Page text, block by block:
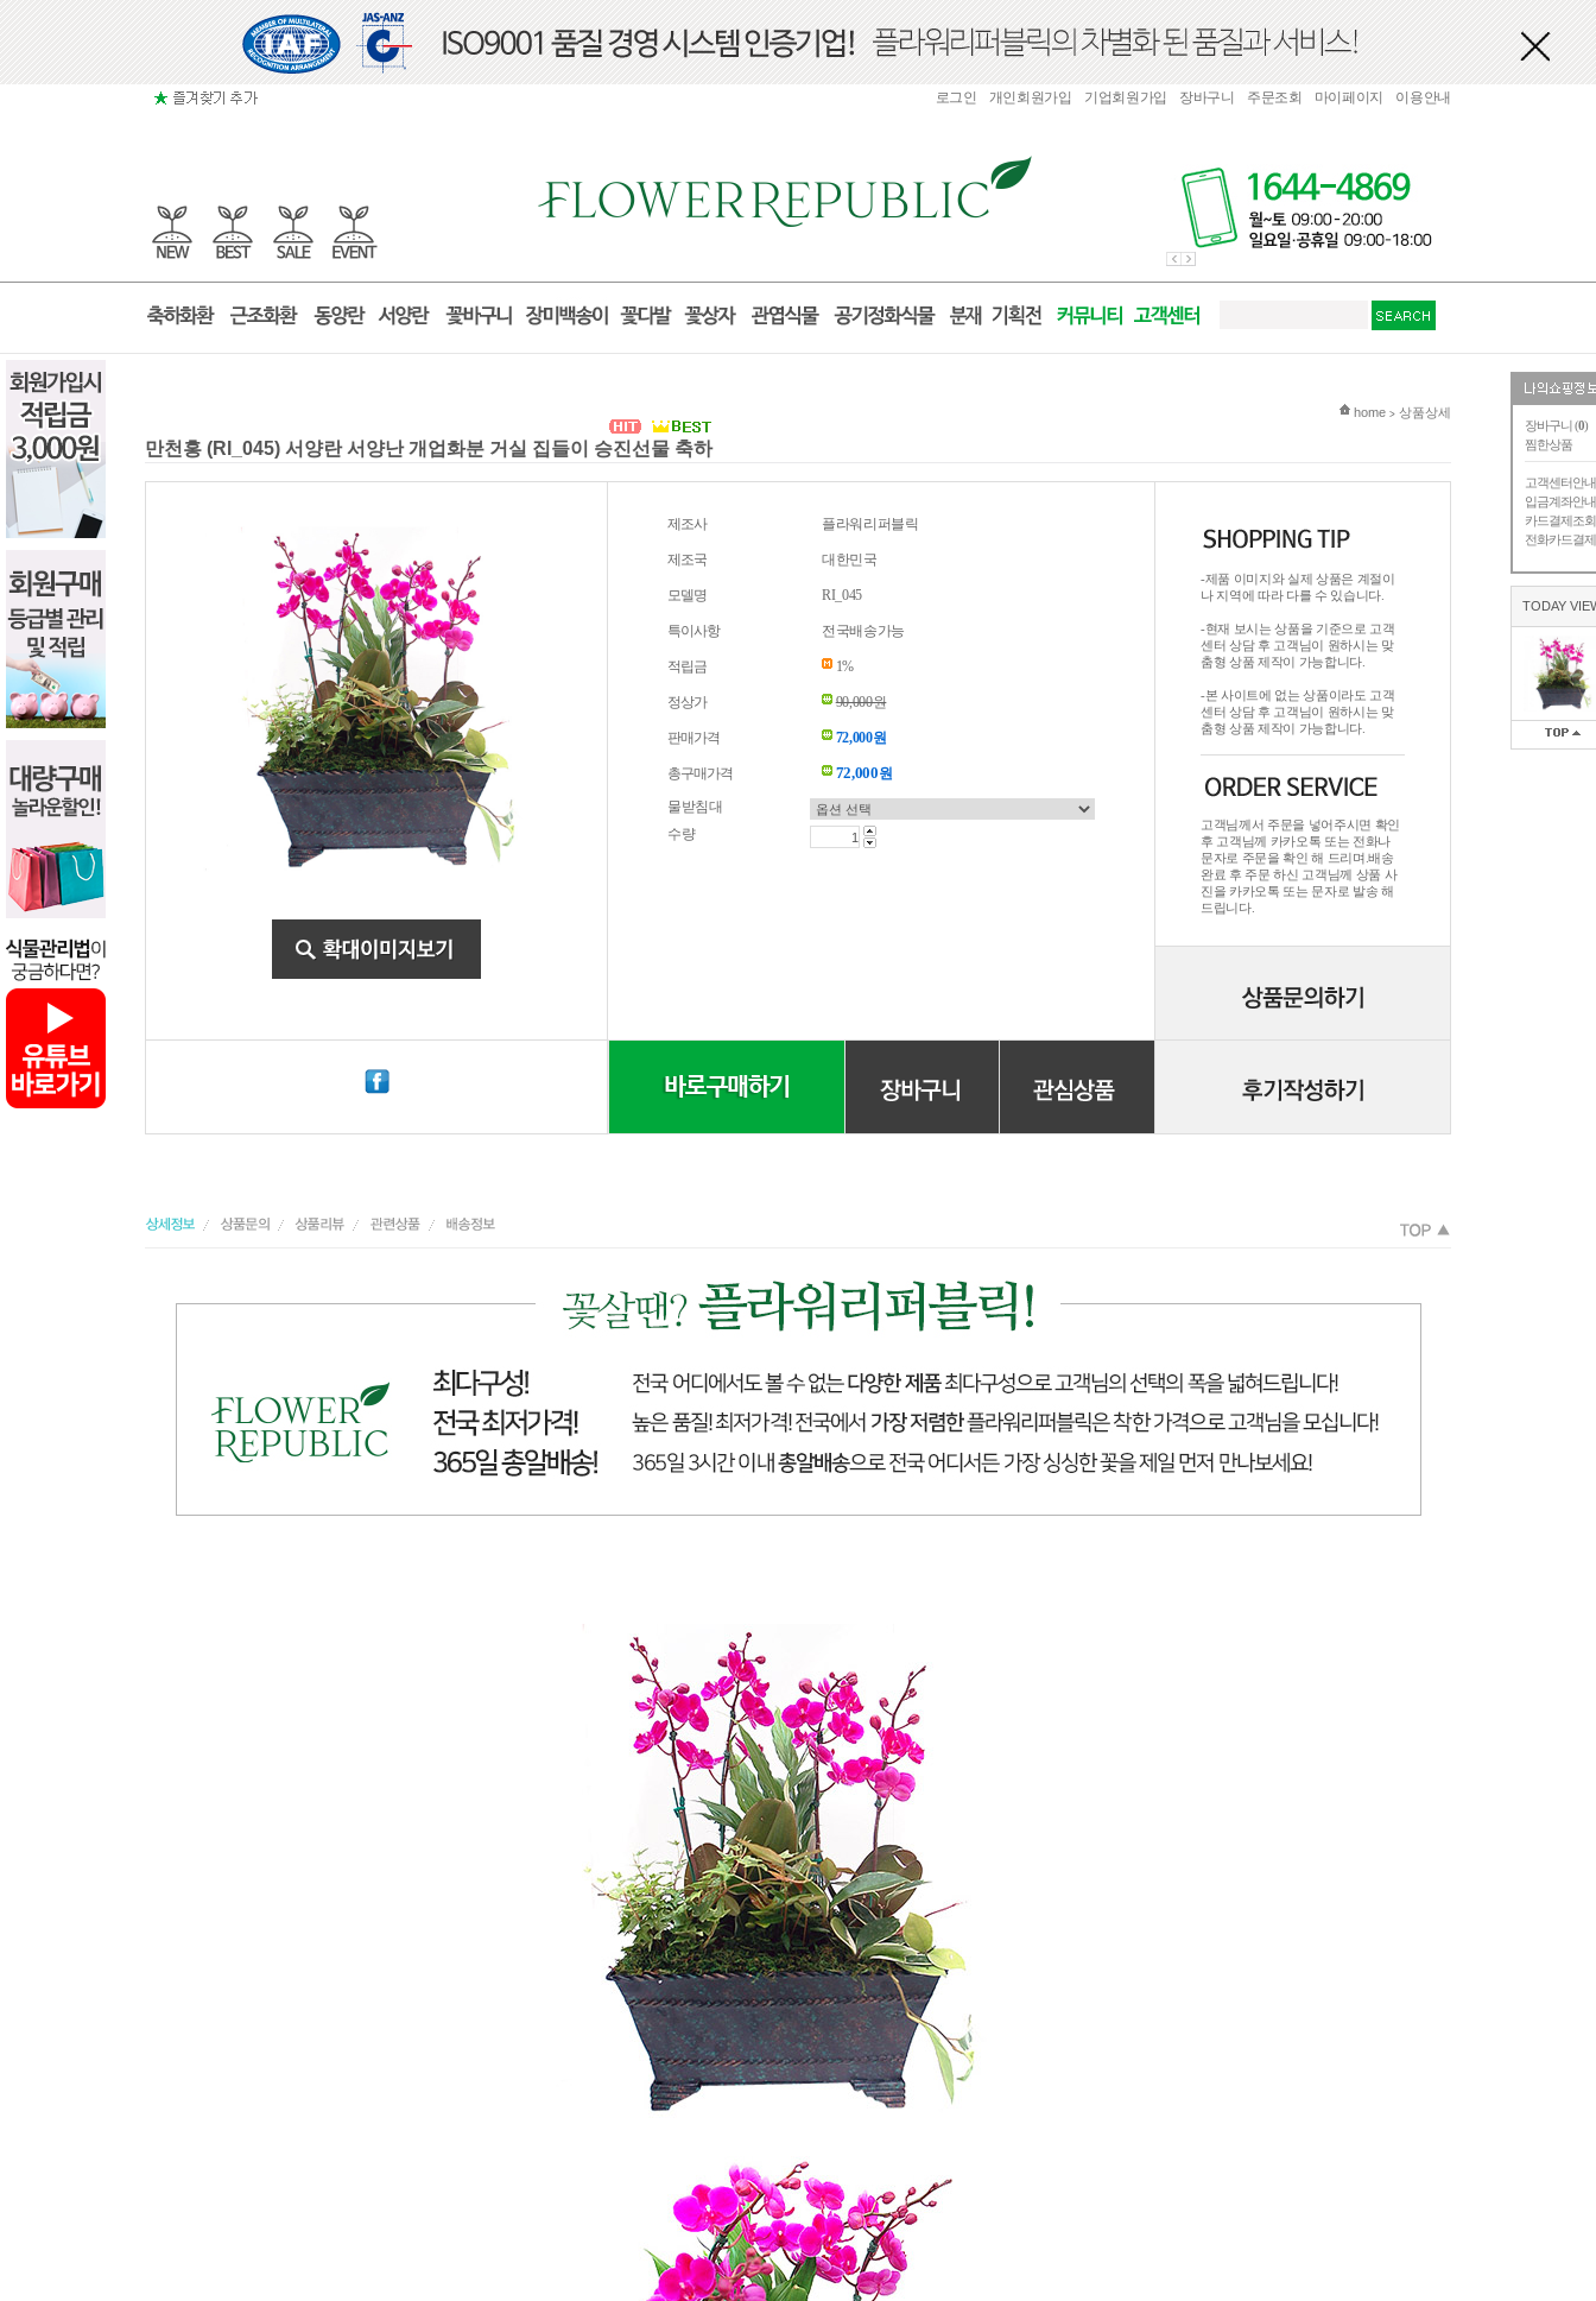
장바구니 (0)
찜한상품
고객센터안내
입금계좌안내
카드결제조회
전화카드결제
TODAY
로그인 개인회원가입 기업회원가입 장바구니 주문조회 마이페이지 이용안내
현재 위치
home > 상품상세
만천홍 (RI_045) 서양란 서양난 개업화분 거실 집들이 승진선물 축하
제조사 플라워리퍼블릭
제조국 대한민국
모델명 RI_045
특이사항 전국배송가능
적립금 1%
정상가 90,000원
판매가격 72,000원
총구매가격 72,000원
물받침대
수량
-제품 이미지와 실제 상품은 계절이
나 지역에 따라 다를 수 있습니다.
-현재 보시는 상품을 기준으로 고객
센터 상담 후 고객님이 원하시는 맞
춤형 상품 제작이 가능합니다.
-본 사이트에 없는 상품이라도 고객
센터 상담 후 고객님이 원하시는 맞
춤형 상품 제작이 가능합니다.
고객님께서 주문을 넣어주시면 확인
후 고객님께 카카오톡 또는 전화나
문자로 주문을 확인 해 드리며.배송
완료 후 주문 하신 고객님께 상품 사
진을 카카오톡 또는 문자로 발송 해
드립니다.